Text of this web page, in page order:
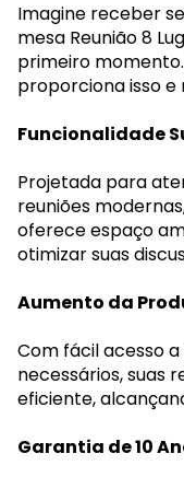
Imagine receber
mesa Reunião 8
primeiro momento.
proporciona isso e
Funcionalidade
Projetada para
reuniões
oferece espaço
otimizar suas
Aumento da
Com fácil acesso
necessários, suas
eficiente,
Garantia de 10